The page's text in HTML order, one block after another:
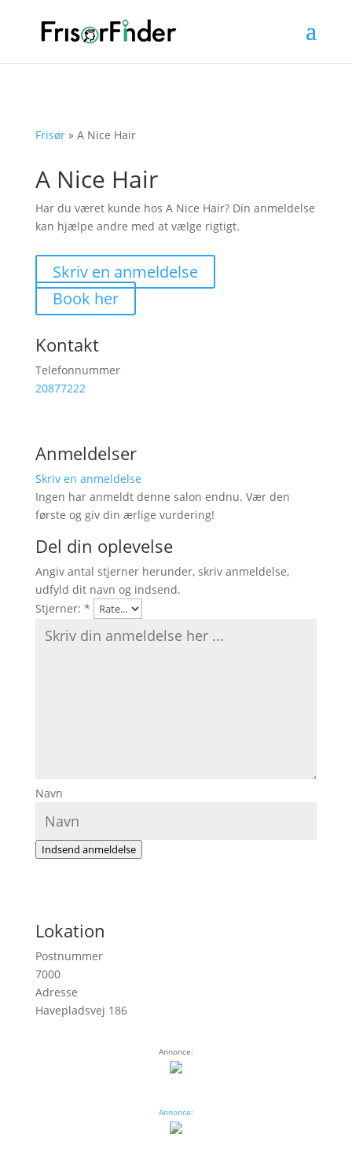
Frisør» A Nice Hair
A Nice Hair
Har du været kunde hos A Nice Hair? Din anmeldelse
kan hjælpe andre med at vælge rigtigt.
Skriv en anmeldelse
Book her
Kontakt
Telefonnummer
20877222
Anmeldelser
Skriv en anmeldelse
Ingen har anmeldt denne salon endnu. Vær den
første og giv din ærlige vurdering!
Del din oplevelse
Angiv antal stjerner herunder, skriv anmeldelse,
udfyld dit navn og indsend.
Stjerner: *
Navn
Indsend anmeldelse
Lokation
Postnummer
7000
Adresse
Havepladsvej 186
Annonce:
Annonce: